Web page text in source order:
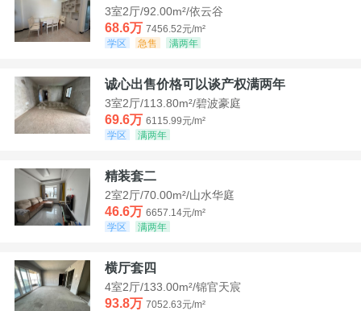
3室2厅/92.00m²/依云谷
68.6万 7456.52元/m²
学区
急售 满两年
诚心出售价格可以谈产权满两年
3室2厅/113.80m²/碧波豪庭
69.6万 6115.99元/m²
学区
满两年
精装套二
2室2厅/70.00m²/山水华庭
46.6万 6657.14元/m²
学区
满两年
横厅套四
4室2厅/133.00m²/锦官天宸
93.8万 7052.63元/m²